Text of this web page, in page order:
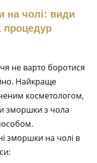
на чолі: види
процедур
не варто боротися
Найкраще
косметологом,
зморшки з чола
зморшки на чолі в